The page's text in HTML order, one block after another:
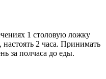
1 столовую ложку
настоять 2 часа. Принимать
за полчаса до еды.